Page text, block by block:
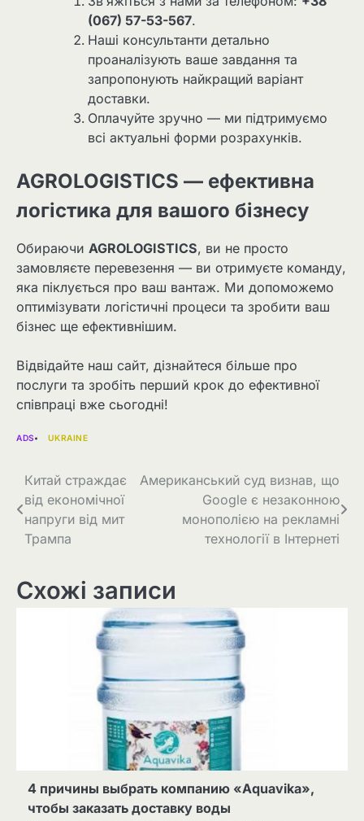
(067) 57-53-567.
Наші консультанти детально
проаналізують ваше завдання та
запропонують найкращий варіант
доставки.
Оплачуйте зручно — ми підтримуємо
всі актуальні форми розрахунків.
AGROLOGISTICS — ефективна
логістика для вашого бізнесу
Обираючи AGROLOGISTICS, ви не просто
замовляєте перевезення — ви отримуєте команду,
яка піклується про ваш вантаж. Ми допоможемо
оптимізувати логістичні процеси та зробити ваш
бізнес ще ефективнішим.
Відвідайте наш сайт, дізнайтеся більше про
послуги та зробіть перший крок до ефективної
співпраці вже сьогодні!
ADS UKRAINE
Навігація
записів
Китай страждає
від економічної
напруги від мит
Трампа
Американський суд визнав, що
Google є незаконною
монополією на рекламні
технології в Інтернеті
Схожі записи
4 причины выбрать компанию «Aquavika»,
чтобы заказать доставку воды